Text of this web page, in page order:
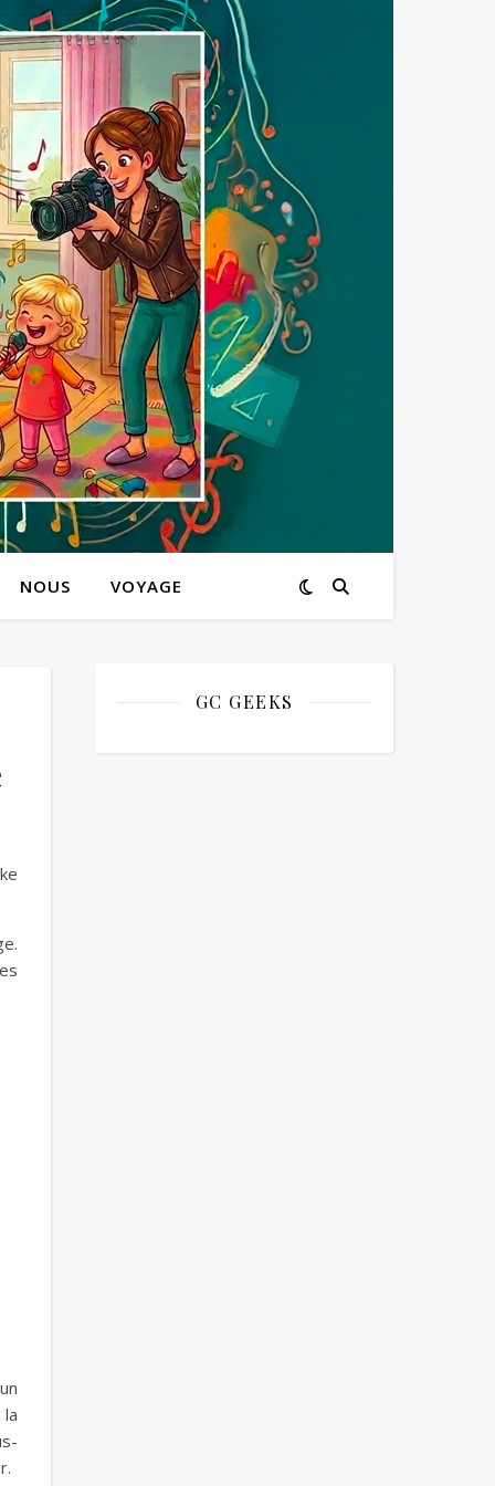
NOUS VOYAGE
GC GEEKS